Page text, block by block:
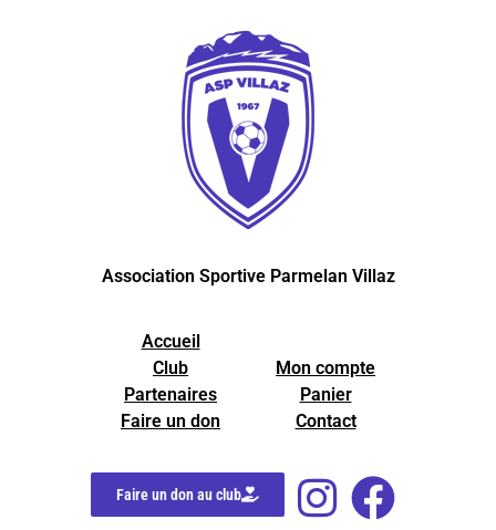
Association Sportive Parmelan Villaz
Accueil
Club
Partenaires
Faire un don
Mon compte
Panier
Contact
Faire un don au club